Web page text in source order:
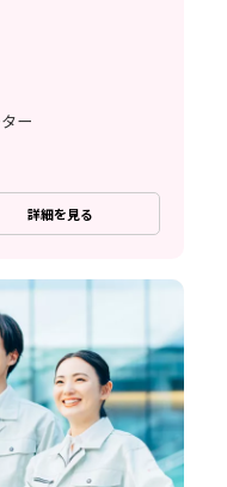
県安中市〉
ー
詳細を見る